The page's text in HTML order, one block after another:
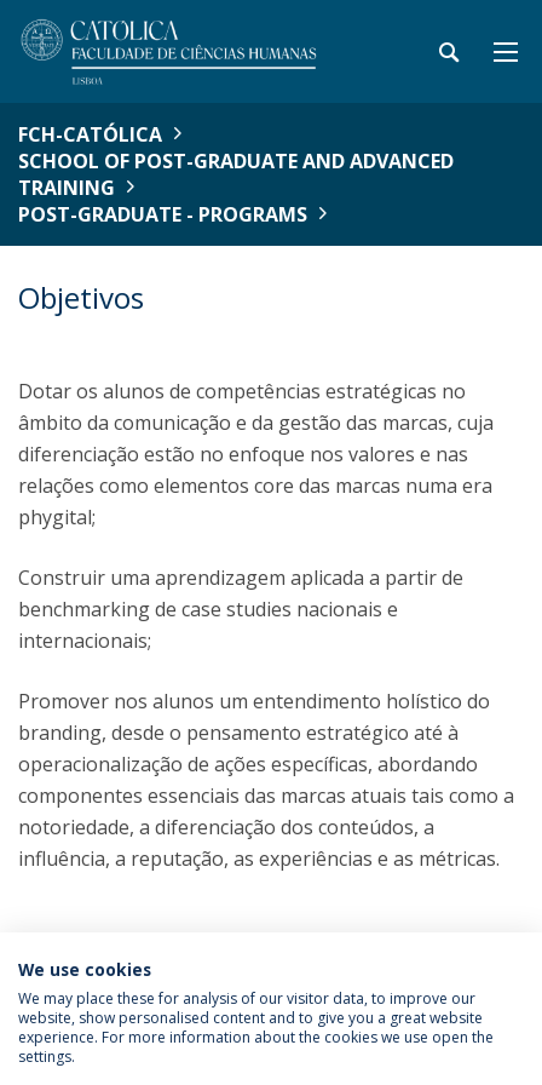
FCH-CATÓLICA
SCHOOL OF POST-GRADUATE AND ADVANCED
TRAINING
POST-GRADUATE - PROGRAMS
Objetivos
Dotar os alunos de competências estratégicas no
âmbito da comunicação e da gestão das marcas, cuja
diferenciação estão no enfoque nos valores e nas
relações como elementos core das marcas numa era
phygital;
Construir uma aprendizagem aplicada a partir de
benchmarking de case studies nacionais e
internacionais;
Promover nos alunos um entendimento holístico do
branding, desde o pensamento estratégico até à
operacionalização de ações específicas, abordando
componentes essenciais das marcas atuais tais como a
notoriedade, a diferenciação dos conteúdos, a
influência, a reputação, as experiências e as métricas.
Privacy Policy
We use cookies
We may place these for analysis of our visitor data, to improve our
website, show personalised content and to give you a great website
experience. For more information about the cookies we use open the
settings.